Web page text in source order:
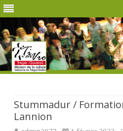
Stummadur /
Lannion